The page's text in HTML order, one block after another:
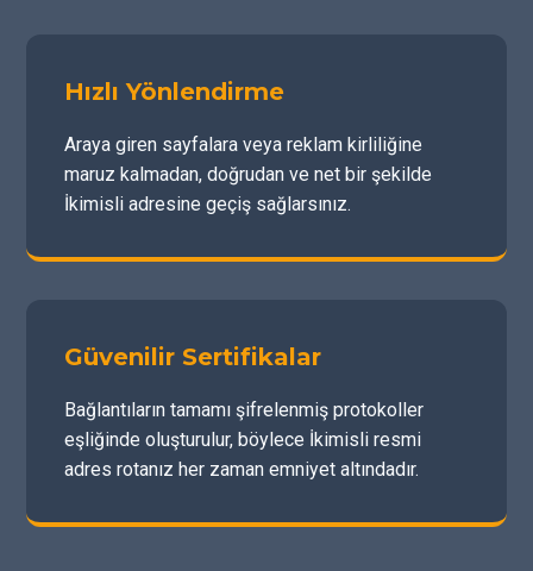
Hızlı Yönlendirme
Araya giren sayfalara veya reklam kirliliğine
maruz kalmadan, doğrudan ve net bir şekilde
İkimisli adresine geçiş sağlarsınız.
Güvenilir Sertifikalar
Bağlantıların tamamı şifrelenmiş protokoller
eşliğinde oluşturulur, böylece İkimisli resmi
adres rotanız her zaman emniyet altındadır.